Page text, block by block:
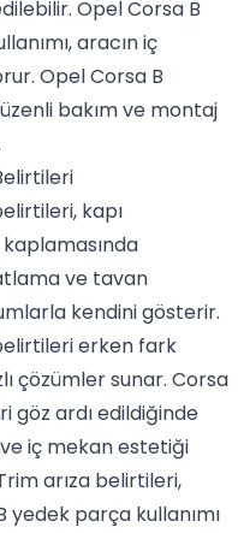
Opel Corsa B
aracın iç
Opel Corsa B
bakım ve montaj
kapı
ve tavan
kendini gösterir.
erken fark
çözümler sunar. Corsa
göz ardı edildiğinde
iç mekan estetiği
arıza belirtileri,
parça kullanımı